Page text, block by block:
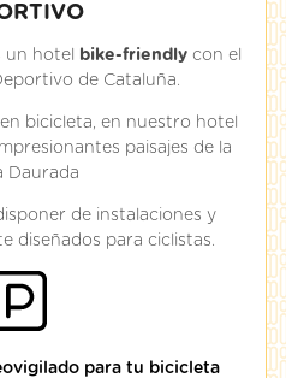
un hotel bike-friendly con el
de Cataluña.
bicicleta, en nuestro hotel
paisajes de la
Daurada
de instalaciones y
diseñados para ciclistas.
para tu bicicleta